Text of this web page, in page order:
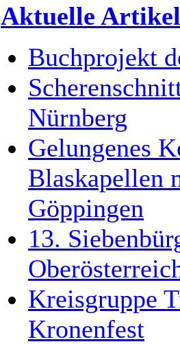
Aktuelle Artikel
Buchprojekt
Nürnberg
Gelungenes
Blaskapellen
Göppingen
13.
Kreisgruppe
Kronenfest